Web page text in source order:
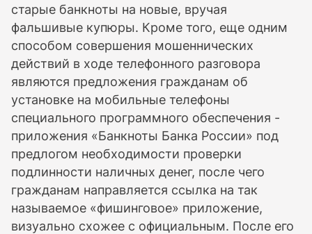
старые банкноты на новые, вручая
фальшивые купюры. Кроме того, еще одним
способом совершения мошеннических
действий в ходе телефонного разговора
являются предложения гражданам об
установке на мобильные телефоны
специального программного обеспечения -
приложения «Банкноты Банка России» под
предлогом необходимости проверки
подлинности наличных денег, после чего
гражданам направляется ссылка на так
называемое «фишинговое» приложение,
визуально схожее с официальным. После его